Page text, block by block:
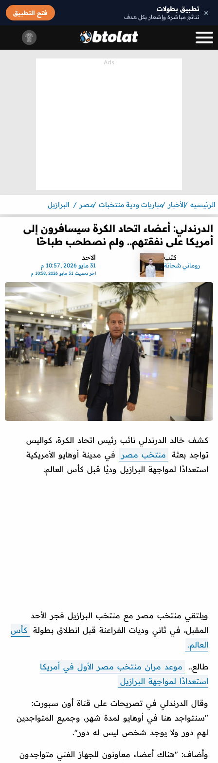
× تطبيق بطولات
نتائج مباشرة وإشعار بكل هدف
فتح التطبيق
الرئيسيه الأخبار مباريات ودية منتخبات مصر البرازيل
الدرندلي: أعضاء اتحاد الكرة سيسافرون إلى
أمريكا على نفقتهم.. ولم نصطحب طباخًا
كتب
روماني شحاتة
الاحد
31 مايو 2026 ,10:57 م
اخر تحديث 31 مايو 2026 ,10:58 م
كشف خالد الدرندلي نائب رئيس اتحاد الكرة، كواليس
تواجد بعثة
منتخب مصر
في مدينة أوهايو الأمريكية
استعدادًا لمواجهة البرازيل وديًا قبل كأس العالم.
ويلتقي منتخب مصر مع منتخب البرازيل فجر الأحد
المقبل، في ثاني وديات الفراعنة قبل انطلاق بطولة
كأس
العالم.
طالع..
موعد مران منتخب مصر الأول في أمريكا
استعدادًا لمواجهة البرازيل
وقال الدرندلي في تصريحات على قناة أون سبورت:
"سنتواجد هنا في أوهايو لمدة شهر، وجميع المتواجدين
لهم دور ولا يوجد شخص ليس له دور".
وأضاف: "هناك أعضاء معاونون للجهاز الفني متواجدون